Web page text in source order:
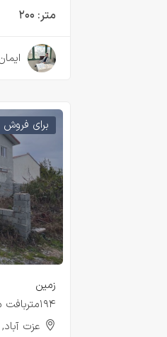
متر: ۲۰۰
برای فروش
زمین
۱۹۴متربافت مسکونی در عزت آباد شمالی
عزت